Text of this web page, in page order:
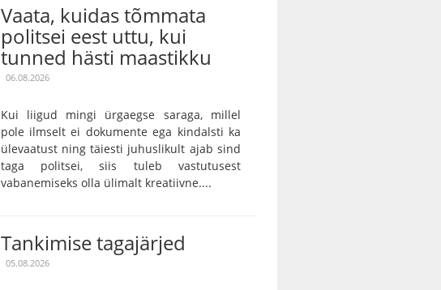
Vaata, kuidas tõmmata
politsei eest uttu, kui
tunned hästi maastikku
06.08.2026
Kui liigud mingi ürgaegse saraga, millel
pole ilmselt ei dokumente ega kindalsti ka
ülevaatust ning täiesti juhuslikult ajab sind
taga politsei, siis tuleb vastutusest
vabanemiseks olla ülimalt kreatiivne....
Tankimise tagajärjed
05.08.2026